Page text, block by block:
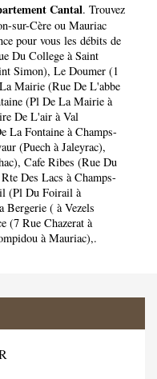
Cantal. Trouvez
sur-Cère ou Mauriac
pour vous les débits de
Du College à Saint
Simon), Le Doumer (1
Mairie (Rue De L'abbe
(Pl De La Mairie à
De L'air à Val
La Fontaine à Champs-
(Puech à Jaleyrac),
, Cafe Ribes (Rue Du
Des Lacs à Champs-
(Pl Du Foirail à
Bergerie ( à Vezels
(7 Rue Chazerat à
à Mauriac),.